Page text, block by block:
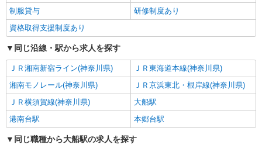
制服貸与
研修制度あり
資格取得支援制度あり
同じ沿線・駅から求人を探す
ＪＲ湘南新宿ライン(神奈川県)
ＪＲ東海道本線(神奈川県)
湘南モノレール(神奈川県)
ＪＲ京浜東北・根岸線(神奈川県)
ＪＲ横須賀線(神奈川県)
大船駅
港南台駅
本郷台駅
同じ職種から大船駅の求人を探す